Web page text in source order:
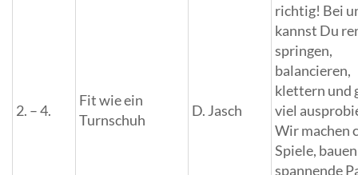
2. – 4.
Fit wie ein
Turnschuh
D. Jasch
richtig! Bei
kannst Du
springen,
balancieren,
klettern und
viel
Wir machen
Spiele, bauen
spannende